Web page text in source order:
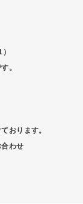
。
おります。
わせ